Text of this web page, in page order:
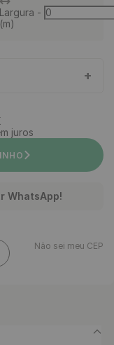
Largura
(m)
-
+
juros
WhatsApp!
Não sei meu CEP